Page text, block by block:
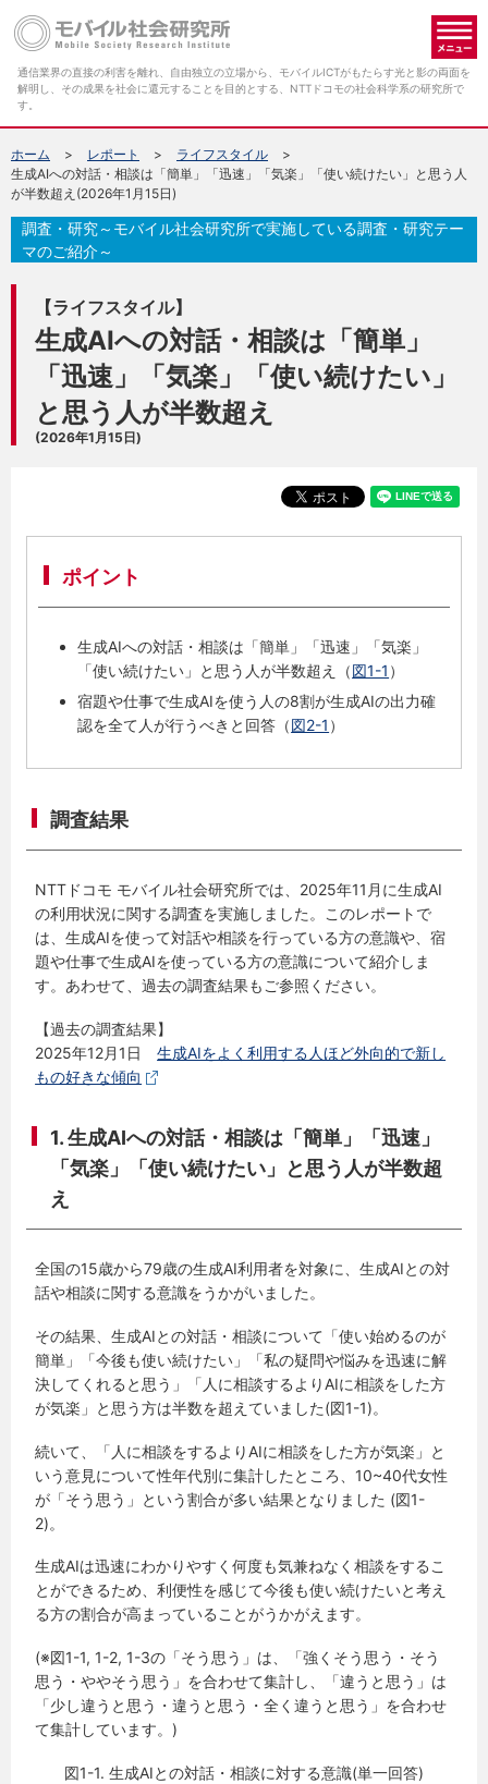
通信業界の直接の利害を離れ、自由独立の立場から、モバイルICTがもたらす光と影の両面を
解明し、その成果を社会に還元することを目的とする、NTTドコモの社会科学系の研究所で
す。
ホーム レポート
ライフスタイル
生成AIへの対話・相談は「簡単」「迅速」「気楽」「使い続けたい」と思う人
が半数超え(2026年1月15日)
【ライフスタイル】
生成AIへの対話・相談は「簡単」
「迅速」「気楽」「使い続けたい」
と思う人が半数超え
(2026年1月15日)
調査・研究～モバイル社会研究所で実施している調査・研究テー
マのご紹介～
ポイント
生成AIへの対話・相談は「簡単」「迅速」「気楽」
「使い続けたい」と思う人が半数超え（図1-1 ）
宿題や仕事で生成AIを使う人の8割が生成AIの出力確
認を全て人が行うべきと回答（図2-1 ）
調査結果
NTTドコモ モバイル社会研究所では、2025年11月に生成AI
の利用状況に関する調査を実施しました。このレポートで
は、生成AIを使って対話や相談を行っている方の意識や、宿
題や仕事で生成AIを使っている方の意識について紹介しま
す。あわせて、過去の調査結果もご参照ください。
【過去の調査結果】
2025年12月1日生成AIをよく利用する人ほど外向的で新し
もの好きな傾向
1. 生成AIへの対話・相談は「簡単」「迅速」
「気楽」「使い続けたい」と思う人が半数超
え
全国の15歳から79歳の生成AI利用者を対象に、生成AIとの対
話や相談に関する意識をうかがいました。
その結果、生成AIとの対話・相談について「使い始めるのが
簡単」「今後も使い続けたい」「私の疑問や悩みを迅速に解
決してくれると思う」「人に相談するよりAIに相談をした方
が気楽」と思う方は半数を超えていました(図1-1)。
続いて、「人に相談をするよりAIに相談をした方が気楽」と
いう意見について性年代別に集計したところ、10~40代女性
が「そう思う」という割合が多い結果となりました (図1-
2)。
生成AIは迅速にわかりやすく何度も気兼ねなく相談をするこ
とができるため、利便性を感じて今後も使い続けたいと考え
る方の割合が高まっていることがうかがえます。
(※図1-1, 1-2, 1-3の「そう思う」は、「強くそう思う・そう
思う・ややそう思う」を合わせて集計し、「違うと思う」は
「少し違うと思う・違うと思う・全く違うと思う」を合わせ
て集計しています。)
図1-1. 生成AIとの対話・相談に対する意識(単一回答)